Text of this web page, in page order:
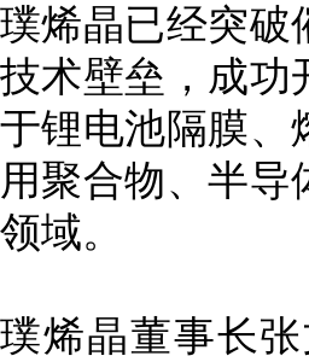
璞烯晶已经突破
技术壁垒，成功
于锂电池隔膜、
用聚合物、半
领域。
璞烯晶董事长